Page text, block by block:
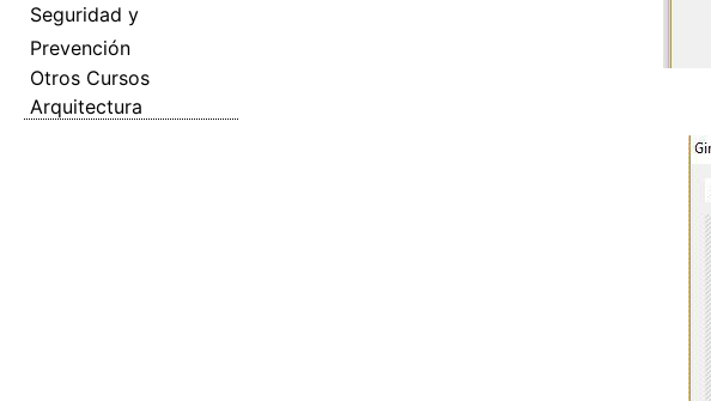
Seguridad y
Prevención
Otros Cursos
Arquitectura